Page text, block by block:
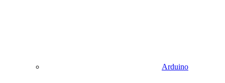
Arduino